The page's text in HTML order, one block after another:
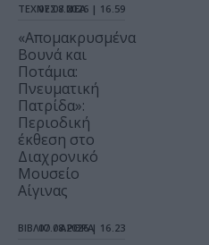
ΤΕΧΝΕΣ / ΝΕΑ
07.08.2026 | 16.59
«Απομακρυσμένα
Βουνά και
Ποτάμια:
Πνευματική
Πατρίδα»:
Περιοδική
έκθεση στο
Διαχρονικό
Μουσείο
Αίγινας
ΒΙΒΛΙΟ / ΑΡΘΡΑ
07.08.2026 | 16.23